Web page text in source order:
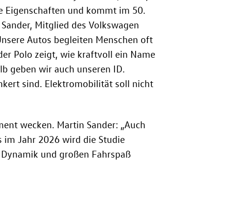
Eigenschaften und kommt im 50.
Mitglied des Volkswagen
Autos begleiten Menschen oft
Polo zeigt, wie kraftvoll ein Name
geben wir auch unseren ID.
sind. Elektromobilität soll nicht
wecken. Martin Sander: „Auch
im Jahr 2026 wird die Studie
und großen Fahrspaß